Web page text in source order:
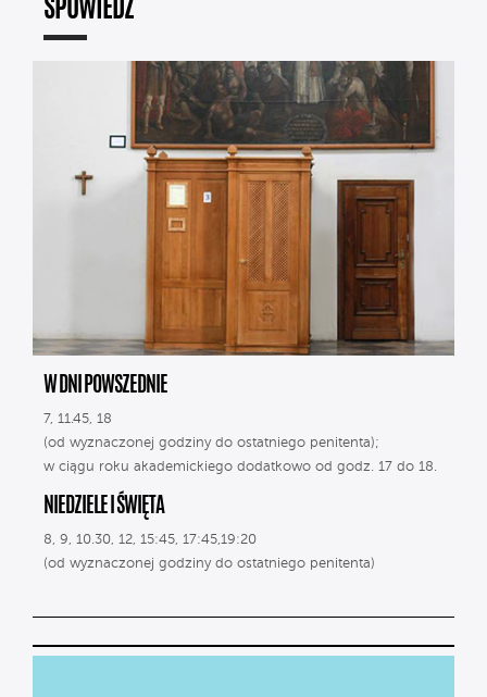
SPOWIEDŹ
W DNI POWSZEDNIE
7, 11.45, 18
(od wyznaczonej godziny do ostatniego penitenta);
w ciągu roku akademickiego dodatkowo od godz. 17 do 18.
NIEDZIELE I ŚWIĘTA
8, 9, 10.30, 12, 15:45, 17:45,19:20
(od wyznaczonej godziny do ostatniego penitenta)